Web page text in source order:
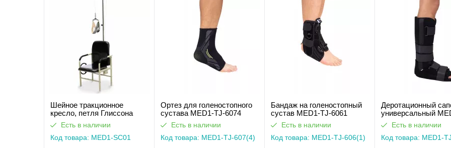
Шейное тракционное
кресло, петля Глиссона
MED1-SC01
Есть в наличии
Код товара: MED1-SC01
Ортез для голеностопного
сустава MED1-TJ-6074
Есть в наличии
Код товара: MED1-TJ-607(4)
Бандаж на голеностопный
сустав MED1-TJ-6061
Есть в наличии
Код товара: MED1-TJ-606(1)
Деротационный
универсальный
604Есть в наличии
Код товара: MED1-